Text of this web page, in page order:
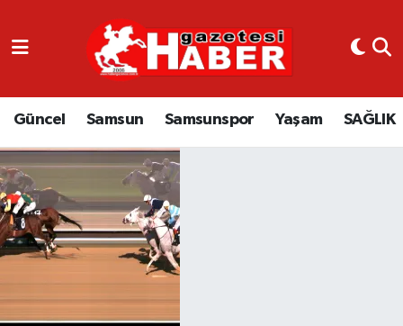
Güncel Samsun Samsunspor Yaşam SAĞLIK
GÜNCEL
SAMSUN
SAMSUNSPOR
EKONOMİ
YAŞAM